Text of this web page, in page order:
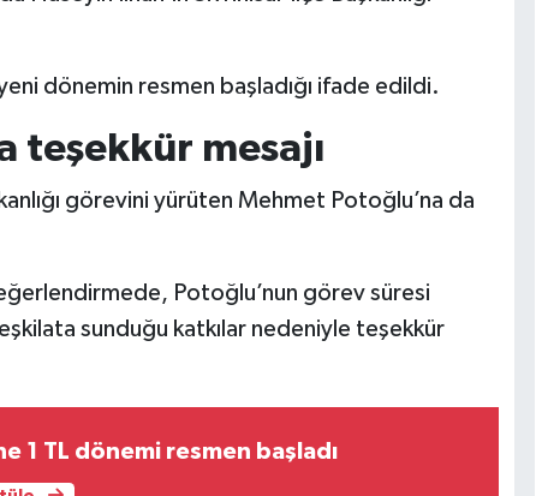
dönemin resmen başladığı ifade edildi.
teşekkür mesajı
görevini yürüten Mehmet Potoğlu’na da
Potoğlu’nun görev süresi
sunduğu katkılar nedeniyle teşekkür
1 TL dönemi resmen başladı